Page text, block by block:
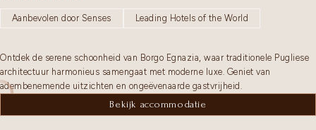
Aanbevolen door Senses Leading Hotels of the World
Ontdek de serene schoonheid van Borgo Egnazia, waar traditionele Pugliese
architectuur harmonieus samengaat met moderne luxe. Geniet van
adembenemende uitzichten en ongeëvenaarde gastvrijheid.
Bekijk accommodatie